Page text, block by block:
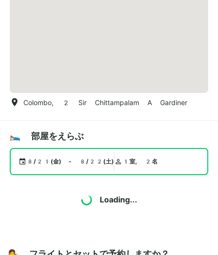
Colombo, 2 Sir Chittampalam A Gardiner
🛌 部屋をえらぶ
8/21(金) - 8/22(土) 1室, 2名
Loading...